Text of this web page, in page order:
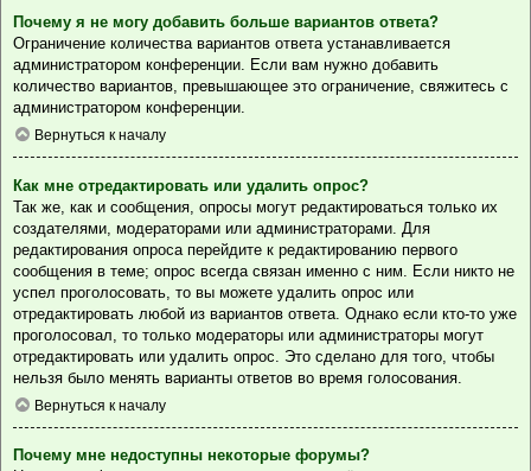
Почему я не могу добавить больше вариантов ответа?
Ограничение количества вариантов ответа устанавливается
администратором конференции. Если вам нужно добавить
количество вариантов, превышающее это ограничение, свяжитесь с
администратором конференции.
Вернуться к началу
Как мне отредактировать или удалить опрос?
Так же, как и сообщения, опросы могут редактироваться только их
создателями, модераторами или администраторами. Для
редактирования опроса перейдите к редактированию первого
сообщения в теме; опрос всегда связан именно с ним. Если никто не
успел проголосовать, то вы можете удалить опрос или
отредактировать любой из вариантов ответа. Однако если кто-то уже
проголосовал, то только модераторы или администраторы могут
отредактировать или удалить опрос. Это сделано для того, чтобы
нельзя было менять варианты ответов во время голосования.
Вернуться к началу
Почему мне недоступны некоторые форумы?